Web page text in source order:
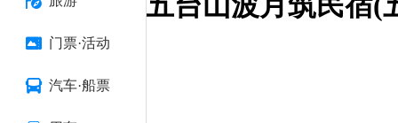
门票·活动
汽车·船票